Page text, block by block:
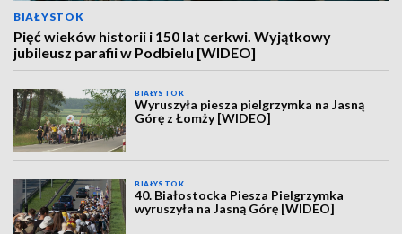
BIAŁYSTOK
Pięć wieków historii i 150 lat cerkwi. Wyjątkowy
jubileusz parafii w Podbielu [WIDEO]
BIAŁYSTOK
Wyruszyła piesza pielgrzymka na Jasną
Górę z Łomży [WIDEO]
BIAŁYSTOK
40. Białostocka Piesza Pielgrzymka
wyruszyła na Jasną Górę [WIDEO]